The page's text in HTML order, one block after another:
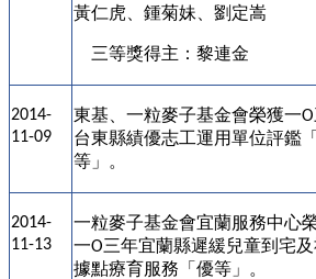
黃仁虎、鍾菊妹、劉定嵩
三等獎得主：黎連金
2014-
11-09
東基、一粒麥子基金會榮獲一O
台東縣績優志工運用單位評鑑
等」。
2014-
11-13
一粒麥子基金會宜蘭服務中心
一O三年宜蘭縣遲緩兒童到宅
據點療育服務「優等」。